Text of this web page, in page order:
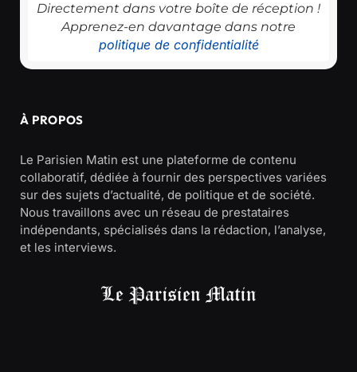
Directement dans votre boîte de réception !
Apprenez-en davantage dans notre
politique de confidentialité
À PROPOS
Le Parisien Matin est une plateforme de contenu
collaboratif, dédiée à fournir des perspectives variées
sur des sujets d’actualité, de politique et de société.
Nous travaillons avec un réseau de prestataires
indépendants, spécialisés dans la rédaction, l’analyse,
et les interviews.